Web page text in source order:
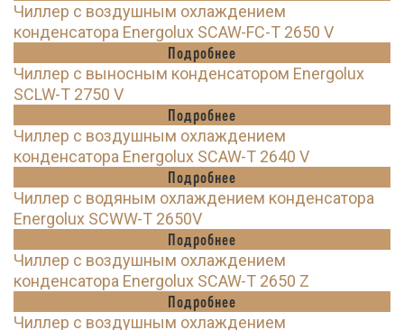
Чиллер с воздушным охлаждением
конденсатора Energolux SCAW-FC-T 2650 V
Подробнее
Чиллер с выносным конденсатором Energolux
SCLW-T 2750 V
Подробнее
Чиллер с воздушным охлаждением
конденсатора Energolux SCAW-T 2640 V
Подробнее
Чиллер с водяным охлаждением конденсатора
Energolux SCWW-T 2650V
Подробнее
Чиллер с воздушным охлаждением
конденсатора Energolux SCAW-T 2650 Z
Подробнее
Чиллер с воздушным охлаждением